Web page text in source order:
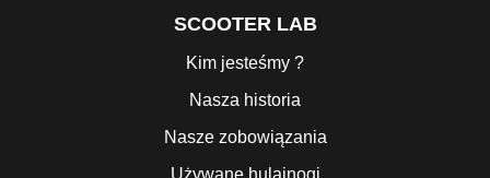
SCOOTER LAB
Kim jesteśmy ?
Nasza historia
Nasze zobowiązania